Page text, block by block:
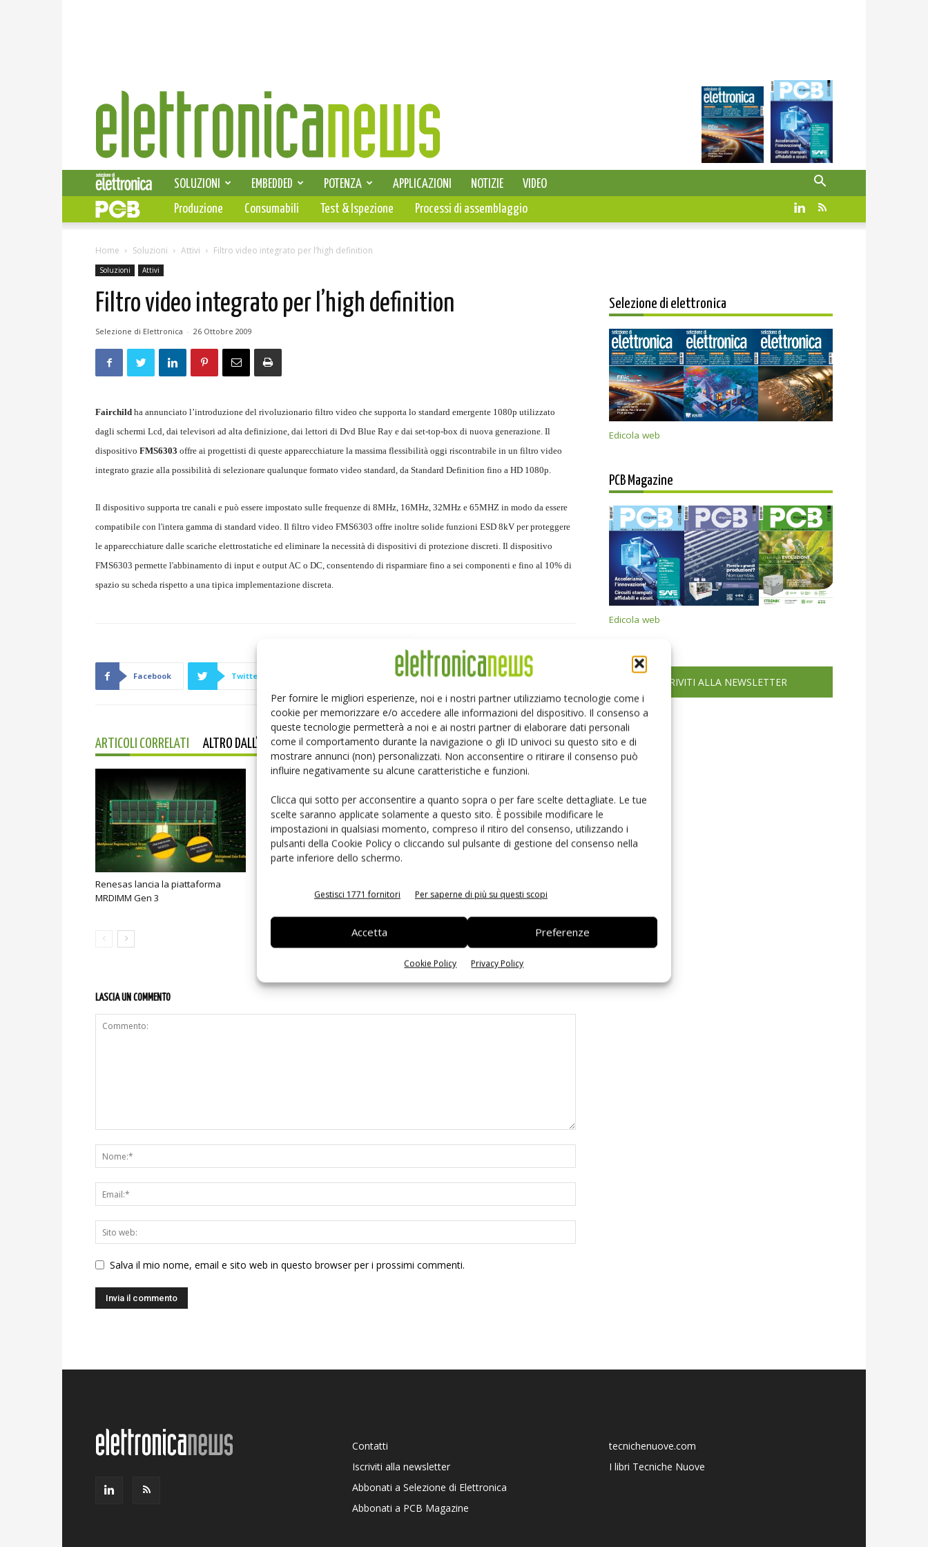
Per fornire le migliori esperienze, noi e i nostri partner utilizziamo tecnologie come i
cookie per memorizzare e/o accedere alle informazioni del dispositivo. Il consenso a
queste tecnologie permetterà a noi e ai nostri partner di elaborare dati personali
come il comportamento durante la navigazione o gli ID univoci su questo sito e di
mostrare annunci (non) personalizzati. Non acconsentire o ritirare il consenso può
influire negativamente su alcune caratteristiche e funzioni.
Clicca qui sotto per acconsentire a quanto sopra o per fare scelte dettagliate. Le tue
scelte saranno applicate solamente a questo sito. È possibile modificare le
impostazioni in qualsiasi momento, compreso il ritiro del consenso, utilizzando i
pulsanti della Cookie Policy o cliccando sul pulsante di gestione del consenso nella
parte inferiore dello schermo.
Gestisci 1771 fornitori Per saperne di più su questi scopi
Accetta Preferenze
Cookie Policy Privacy Policy
Elettronica
News
SELEZIONE DI ELETTRONICA
SOLUZIONI EMBEDDED POTENZA APPLICAZIONI NOTIZIE
VIDEO
PCB
Produzione Consumabili Test & Ispezione Processi di assemblaggio
Home Soluzioni Attivi Filtro video integrato per l’high definition
Soluzioni Attivi
Filtro video integrato per l’high definition
Selezione di Elettronica - 26 Ottobre 2009
Fairchild ha annunciato l’introduzione del rivoluzionario filtro video che supporta lo standard emergente 1080p utilizzato
dagli schermi Lcd, dai televisori ad alta definizione, dai lettori di Dvd Blue Ray e dai set-top-box di nuova generazione. Il
dispositivo FMS6303 offre ai progettisti di queste apparecchiature la massima flessibilità oggi riscontrabile in un filtro video
integrato grazie alla possibilità di selezionare qualunque formato video standard, da Standard Definition fino a HD 1080p.
Il dispositivo supporta tre canali e può essere impostato sulle frequenze di 8MHz, 16MHz, 32MHz e 65MHZ in modo da essere
compatibile con l'intera gamma di standard video. Il filtro video FMS6303 offre inoltre solide funzioni ESD 8kV per proteggere
le apparecchiature dalle scariche elettrostatiche ed eliminare la necessità di dispositivi di protezione discreti. Il dispositivo
FMS6303 permette l'abbinamento di input e output AC o DC, consentendo di risparmiare fino a sei componenti e fino al 10% di
spazio su scheda rispetto a una tipica implementazione discreta.
Facebook Twitter Pinterest Email
ARTICOLI CORRELATI ALTRO DALL'AUTORE
Renesas lancia la piattaforma
MRDIMM Gen 3
industriale PD-9601GCI da 90W
MPLAB XC Pro e la suite Machine
LASCIA UN COMMENTO
Salva il mio nome, email e sito web in questo browser per i prossimi commenti.
Selezione di elettronica
Edicola web
PCB Magazine
Edicola web
ISCRIVITI ALLA NEWSLETTER
Contatti
Iscriviti alla newsletter
Abbonati a Selezione di Elettronica
Abbonati a PCB Magazine
tecnichenuove.com
I libri Tecniche Nuove